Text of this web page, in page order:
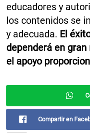
educadores y
los contenidos se
y adecuada. El
dependerá en
el apoyo
Compartir en